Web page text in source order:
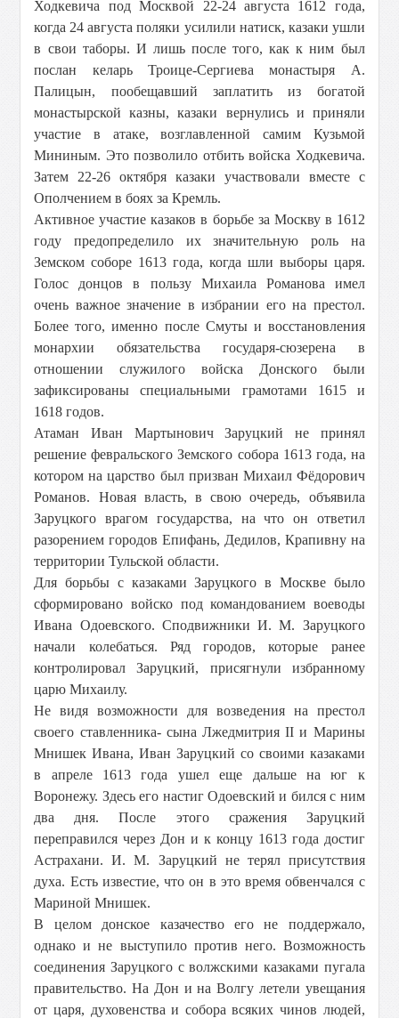
Ходкевича под Москвой 22-24 августа 1612 года,
когда 24 августа поляки усилили натиск, казаки ушли
в свои таборы. И лишь после того, как к ним был
послан келарь Троице-Сергиева монастыря А.
Палицын, пообещавший заплатить из богатой
монастырской казны, казаки вернулись и приняли
участие в атаке, возглавленной самим Кузьмой
Мининым. Это позволило отбить войска Ходкевича.
Затем 22-26 октября казаки участвовали вместе с
Ополчением в боях за Кремль.
Активное участие казаков в борьбе за Москву в 1612
году предопределило их значительную роль на
Земском соборе 1613 года, когда шли выборы царя.
Голос донцов в пользу Михаила Романова имел
очень важное значение в избрании его на престол.
Более того, именно после Смуты и восстановления
монархии обязательства государя-сюзерена в
отношении служилого войска Донского были
зафиксированы специальными грамотами 1615 и
1618 годов.
Атаман Иван Мартынович Заруцкий не принял
решение февральского Земского собора 1613 года, на
котором на царство был призван Михаил Фёдорович
Романов. Новая власть, в свою очередь, объявила
Заруцкого врагом государства, на что он ответил
разорением городов Епифань, Дедилов, Крапивну на
территории Тульской области.
Для борьбы с казаками Заруцкого в Москве было
сформировано войско под командованием воеводы
Ивана Одоевского. Сподвижники И. М. Заруцкого
начали колебаться. Ряд городов, которые ранее
контролировал Заруцкий, присягнули избранному
царю Михаилу.
Не видя возможности для возведения на престол
своего ставленника- сына Лжедмитрия II и Марины
Мнишек Ивана, Иван Заруцкий со своими казаками
в апреле 1613 года ушел еще дальше на юг к
Воронежу. Здесь его настиг Одоевский и бился с ним
два дня. После этого сражения Заруцкий
переправился через Дон и к концу 1613 года достиг
Астрахани. И. М. Заруцкий не терял присутствия
духа. Есть известие, что он в это время обвенчался с
Мариной Мнишек.
В целом донское казачество его не поддержало,
однако и не выступило против него. Возможность
соединения Заруцкого с волжскими казаками пугала
правительство. На Дон и на Волгу летели увещания
от царя, духовенства и собора всяких чинов людей,